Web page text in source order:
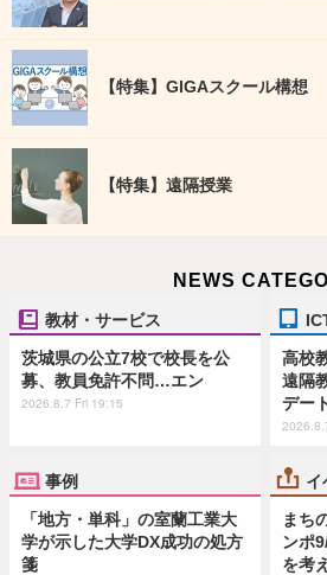
【特集】GIGAスクール構想
【特集】遠隔授業
NEWS
教材・サービス
茨城県の公立7校で校長を公
募、教員免許不問…エン
2026.8.7 Fri 19:15
高校
遠隔
デー
事例
「地方・単科」の室蘭工業大
学が示した大学DX成功の処方
箋
イ
まち
ンポ
を考